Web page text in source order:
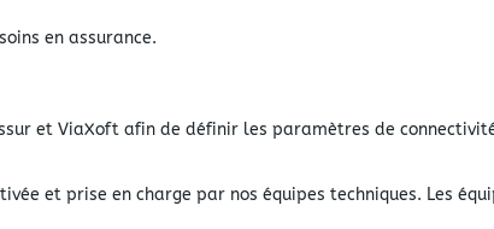
en assurance.
et ViaXoft afin de définir les paramètres de
et prise en charge par nos équipes techniques. Les